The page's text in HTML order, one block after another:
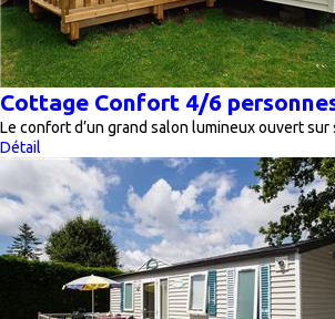
Cottage Confort 4/6
Le confort d’un grand salon lumineux ouvert
Détail